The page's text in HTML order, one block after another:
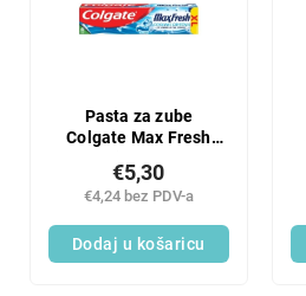
Pasta za zube
Colgate Max Fresh
€4,24 bez PDV-a
€5,30
Dodaj u košaricu